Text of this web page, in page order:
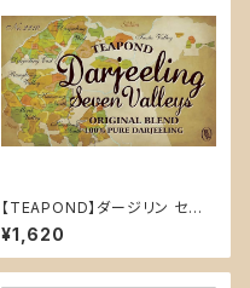
【TEAPOND】ダージリン セブ
¥1,620